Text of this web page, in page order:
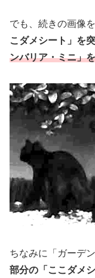
でも、続きの画像
こダメシート」を
ンバリア・ミニ」
ちなみに「ガーデ
部分の「ここダメ